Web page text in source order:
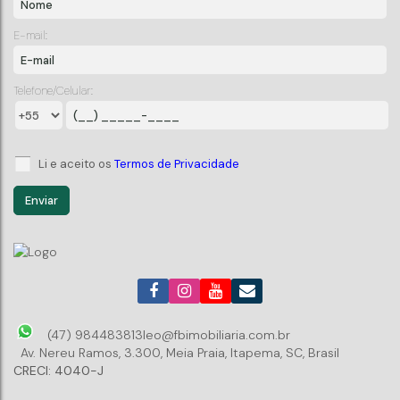
E-mail:
Telefone/Celular:
Li e aceito os Termos de Privacidade
(47) 984483813leo@fbimobiliaria.com.br
Av. Nereu Ramos, 3.300, Meia Praia, Itapema, SC, Brasil
CRECI: 4040-J